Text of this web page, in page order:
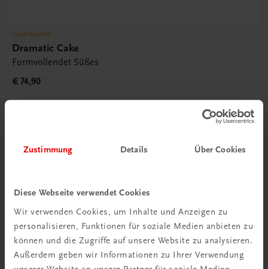
Zustimmung Details Über Cookies
Diese Webseite verwendet Cookies
Wir verwenden Cookies, um Inhalte und Anzeigen zu
personalisieren, Funktionen für soziale Medien anbieten zu
können und die Zugriffe auf unsere Website zu analysieren.
Außerdem geben wir Informationen zu Ihrer Verwendung
Gastronomie
Dramatic Cake
Formvollendet Süßes
€ 74,90
Rabattcode erhalten
Newsletter abonnieren
& Versandkosten sparen